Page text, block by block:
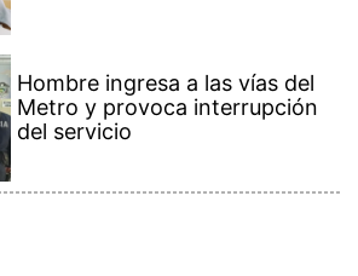
Hombre ingresa a las vías del
Metro y provoca interrupción
del servicio